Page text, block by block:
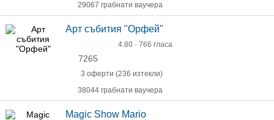
29067 грабнати ваучера
Арт събития "Орфей"
4.80 · 766 гласа
7265
3 оферти (236 изтекли)
38044 грабнати ваучера
Magic Show Mario